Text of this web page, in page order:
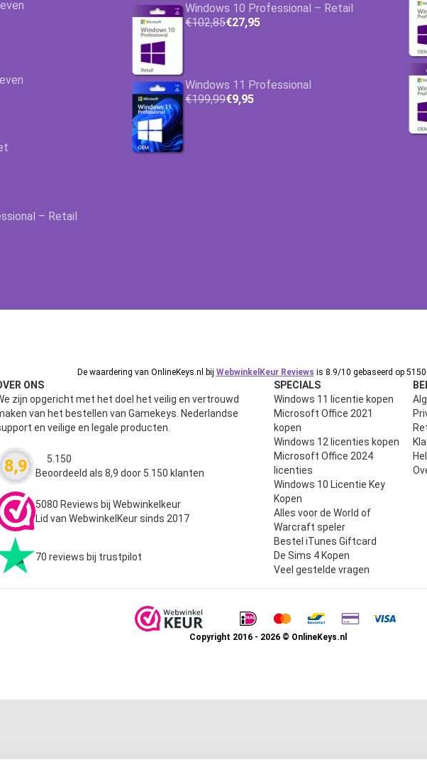
– Retail
Windows 10 Professional – Retail
€102,85€27,95
Windows 11 Professional
€199,99€9,95
De waardering van OnlineKeys.nl bij WebwinkelKeur Reviews is 8.9/10 gebaseerd op 5150
ONS
zijn opgericht met het doel het veilig en vertrouwd
van het bestellen van Gamekeys. Nederlandse
en veilige en legale producten.
8,9 Waardering
5.150
Beoordeeld als 8,9 door 5.150 klanten
5080 Reviews bij Webwinkelkeur
Lid van WebwinkelKeur sinds 2017
70 reviews bij trustpilot
SPECIALS
Windows 11 licentie kopen
Microsoft Office 2021
kopen
Windows 12 licenties kopen
Microsoft Office 2024
licenties
Windows 10 Licentie Key
Kopen
Alles voor de World of
Warcraft speler
Bestel iTunes Giftcard
De Sims 4 Kopen
Veel gestelde vragen
Copyright 2016 - 2026 © OnlineKeys.nl